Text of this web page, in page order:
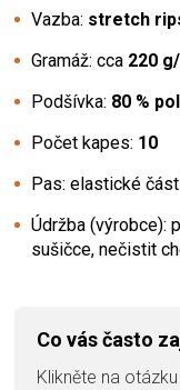
Vazba: stretch
Gramáž: cca 220
Podšívka: 80 %
Počet kapes: 10
Pas: elastické
Údržba (výrobce):
sušičce, nečistit
Co vás často
Klikněte na